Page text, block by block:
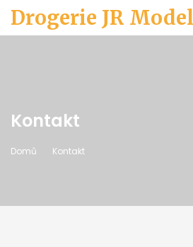
Drogerie JR
Kontakt
Domů Kontakt